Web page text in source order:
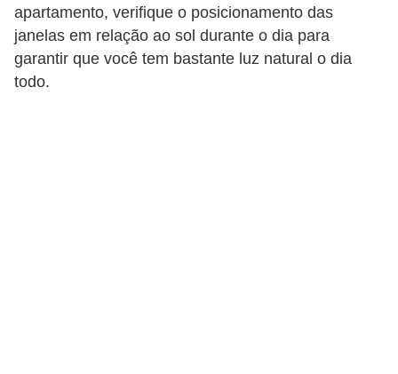
apartamento, verifique o posicionamento das
janelas em relação ao sol durante o dia para
garantir que você tem bastante luz natural o dia
todo.
n
d
o